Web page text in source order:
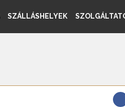
SZÁLLÁSHELYEK